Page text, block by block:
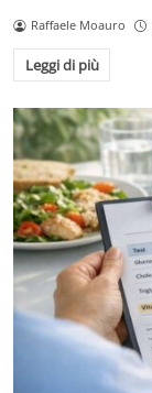
Raffaele Moauro
Leggi di più